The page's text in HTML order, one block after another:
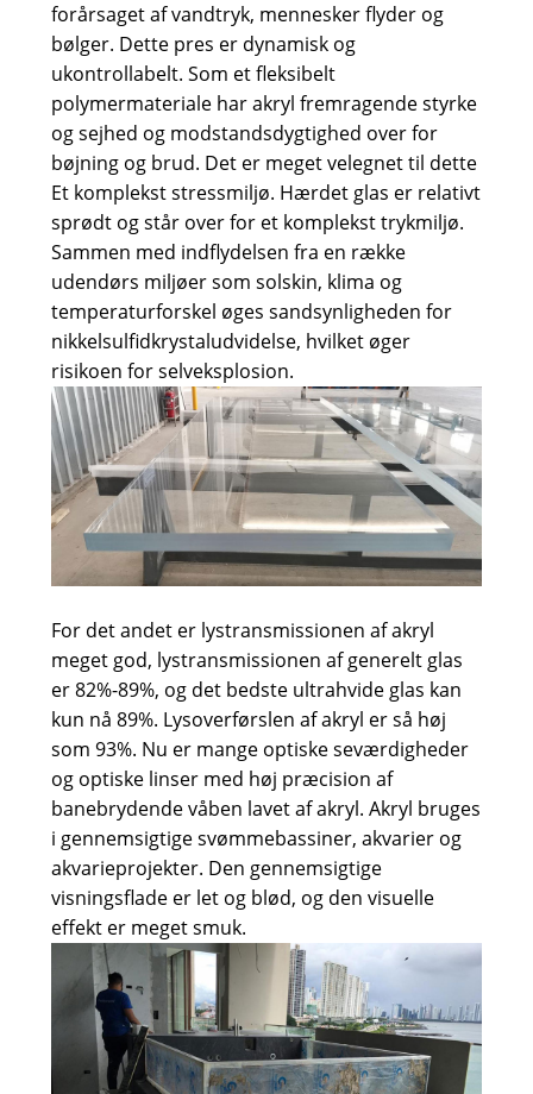
forårsaget af vandtryk, mennesker flyder og
bølger. Dette pres er dynamisk og
ukontrollabelt. Som et fleksibelt
polymermateriale har akryl fremragende styrke
og sejhed og modstandsdygtighed over for
bøjning og brud. Det er meget velegnet til dette
Et komplekst stressmiljø. Hærdet glas er relativt
sprødt og står over for et komplekst trykmiljø.
Sammen med indflydelsen fra en række
udendørs miljøer som solskin, klima og
temperaturforskel øges sandsynligheden for
nikkelsulfidkrystaludvidelse, hvilket øger
risikoen for selveksplosion.
For det andet er lystransmissionen af ​​akryl
meget god, lystransmissionen af ​​generelt glas
er 82%-89%, og det bedste ultrahvide glas kan
kun nå 89%. Lysoverførslen af ​​akryl er så høj
som 93%. Nu er mange optiske seværdigheder
og optiske linser med høj præcision af
banebrydende våben lavet af akryl. Akryl bruges
i gennemsigtige svømmebassiner, akvarier og
akvarieprojekter. Den gennemsigtige
visningsflade er let og blød, og den visuelle
effekt er meget smuk.